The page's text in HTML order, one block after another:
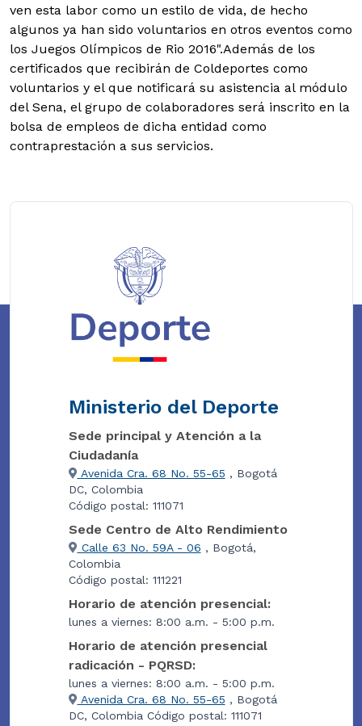
ven esta labor como un estilo de vida, de hecho
algunos ya han sido voluntarios en otros eventos como
los Juegos Olímpicos de Rio 2016".Además de los
certificados que recibirán de Coldeportes como
voluntarios y el que notificará su asistencia al módulo
del Sena, el grupo de colaboradores será inscrito en la
bolsa de empleos de dicha entidad como
contraprestación a sus servicios.
Ministerio del Deporte
Sede principal y Atención a la
Ciudadanía
Avenida Cra. 68 No. 55-65 , Bogotá
DC, Colombia
Código postal: 111071
Sede Centro de Alto Rendimiento
Calle 63 No. 59A - 06 , Bogotá,
Colombia
Código postal: 111221
Horario de atención presencial:
lunes a viernes: 8:00 a.m. - 5:00 p.m.
Horario de atención presencial
radicación - PQRSD:
lunes a viernes: 8:00 a.m. - 5:00 p.m.
Avenida Cra. 68 No. 55-65 , Bogotá
DC, Colombia Código postal: 111071